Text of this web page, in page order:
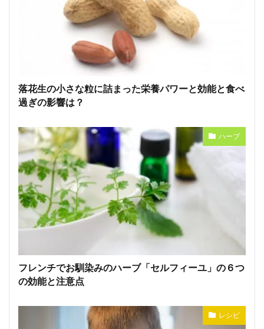
落花生の小さな粒に詰まった栄養パワーと効能と食べ
過ぎの影響は？
ハーブ
フレンチでお馴染みのハーブ「セルフィーユ」の６つ
の効能と注意点
レシピ